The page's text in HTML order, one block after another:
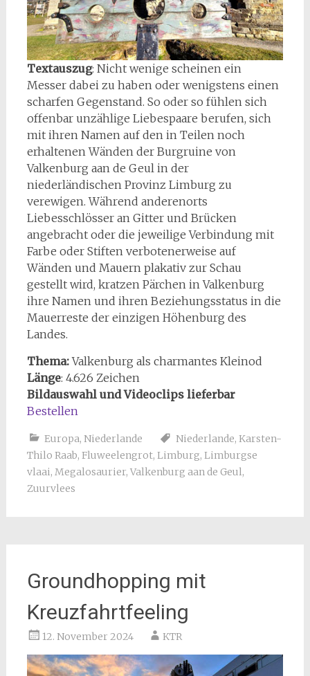
Textauszug: Nicht wenige scheinen ein
Messer dabei zu haben oder wenigstens einen
scharfen Gegenstand. So oder so fühlen sich
offenbar unzählige Liebespaare berufen, sich
mit ihren Namen auf den in Teilen noch
erhaltenen Wänden der Burgruine von
Valkenburg aan de Geul in der
niederländischen Provinz Limburg zu
verewigen. Während anderenorts
Liebesschlösser an Gitter und Brücken
angebracht oder die jeweilige Verbindung mit
Farbe oder Stiften verbotenerweise auf
Wänden und Mauern plakativ zur Schau
gestellt wird, kratzen Pärchen in Valkenburg
ihre Namen und ihren Beziehungsstatus in die
Mauerreste der einzigen Höhenburg des
Landes.
Thema:Valkenburg als charmantes Kleinod
Länge: 4.626 Zeichen
Bildauswahl und Videoclips lieferbar
Bestellen
Europa, Niederlande Niederlande, Karsten-
Thilo Raab, Fluweelengrot, Limburg, Limburgse
vlaai, Megalosaurier, Valkenburg aan de Geul,
Zuurvlees
Groundhopping mit
Kreuzfahrtfeeling
12. November 2024 KTR